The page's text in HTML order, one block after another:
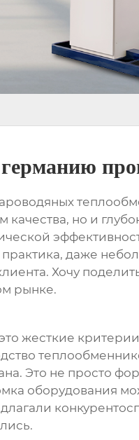
качества, но и
даже
Хочу
рынке.
жесткие
Это не просто
оборудования